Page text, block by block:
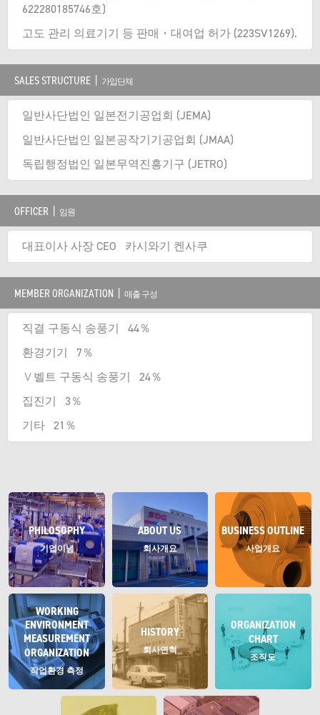
622280185746호)
고도 관리 의료기기 등 판매・대여업 허가 (223SV1269).
SALES STRUCTURE | 가입단체
일반사단법인 일본전기공업회 (JEMA)
일반사단법인 일본공작기기공업회 (JMAA)
독립행정법인 일본무역진흥기구 (JETRO)
OFFICER | 임원
대표이사 사장 CEO 카시와기 켄사쿠
MEMBER ORGANIZATION | 매출 구성
직결 구동식 송풍기 44％
환경기기 7％
Ｖ벨트 구동식 송풍기 24％
집진기 3％
기타 21％
PHILOSOPHY
기업이념
ABOUT US
회사개요
BUSINESS OUTLINE
사업개요
WORKING
ENVIRONMENT
MEASUREMENT
ORGANIZATION
작업환경 측정
HISTORY
회사연혁
ORGANIZATION
CHART
조직도